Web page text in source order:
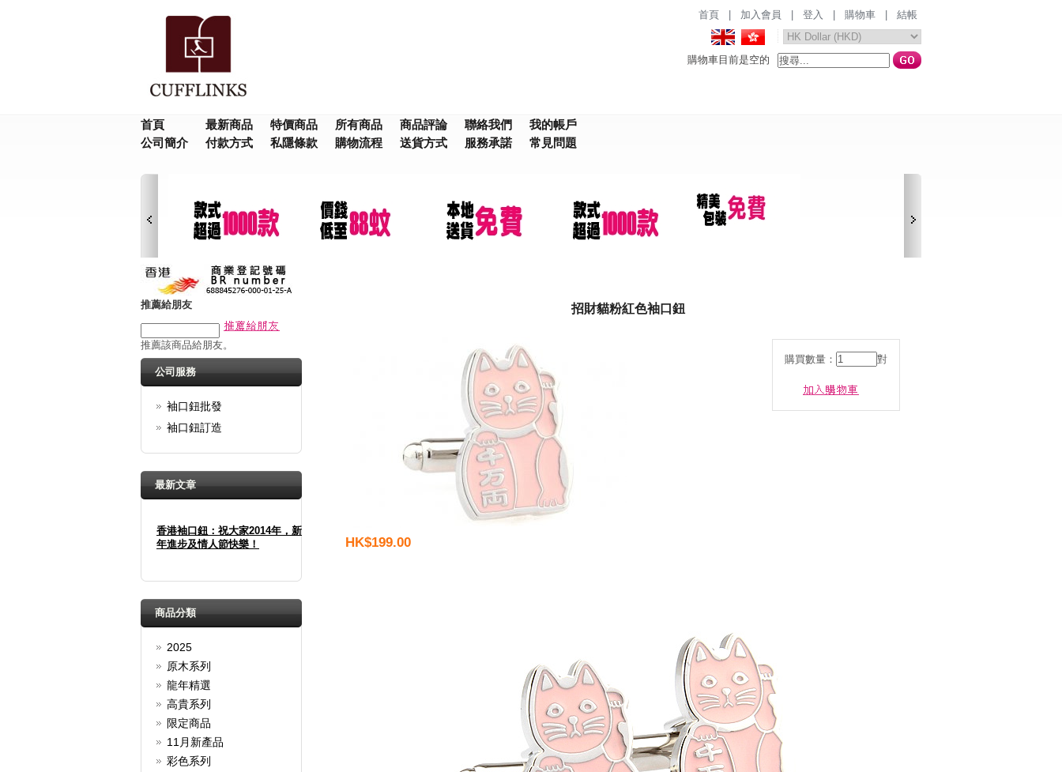
首頁 加入會員 登入 購物車 結帳
購物車目前是空的
首頁 最新商品 特價商品 所有商品 商品評論 聯絡我們
我的帳戶
公司簡介
付款方式 私隱條款 購物流程 送貨方式 服務承諾 常見問題
推薦給朋友
推薦該商品給朋友。
公司服務
袖口鈕批發
袖口鈕訂造
最新文章
香港袖口鈕：祝大家2014年，新
年進步及情人節快樂！
valentine's day
春季優惠：買三送一！
詳細
聖誕快樂＋新年快樂！
聖誕佳節將至，香港袖口鈕精心
預備各式各樣的袖口鈕，讓您在
溫馨的節日，為各摯愛親友送上
最貼心的禮物，一同於這個聖誕
佳節展現動人的一面！
詳細
商品分類
2025
原木系列
龍年精選
高貴系列
限定商品
11月新產品
彩色系列
招財貓粉紅色袖口鈕
購買數量： 對
HK$199.00